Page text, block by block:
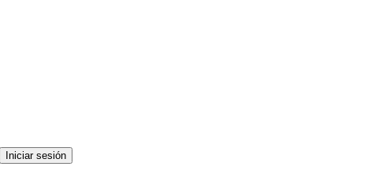
Iniciar sesión